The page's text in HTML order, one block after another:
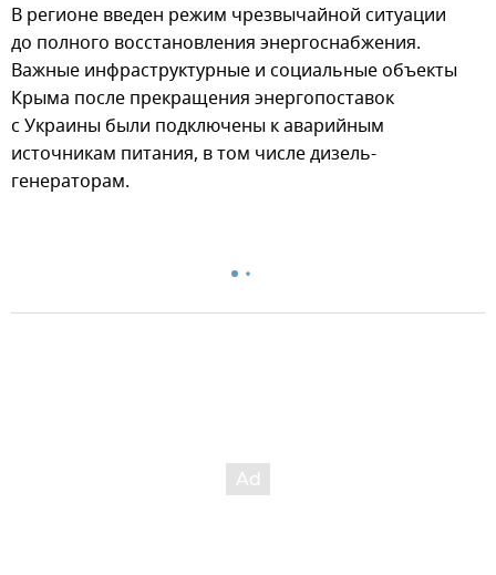
В регионе введен режим чрезвычайной ситуации
до полного восстановления энергоснабжения.
Важные инфраструктурные и социальные объекты
Крыма после прекращения энергопоставок
с Украины были подключены к аварийным
источникам питания, в том числе дизель-
генераторам.